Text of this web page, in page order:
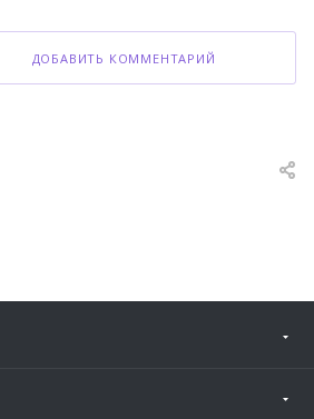
ДОБАВИТЬ КОММЕНТАРИЙ